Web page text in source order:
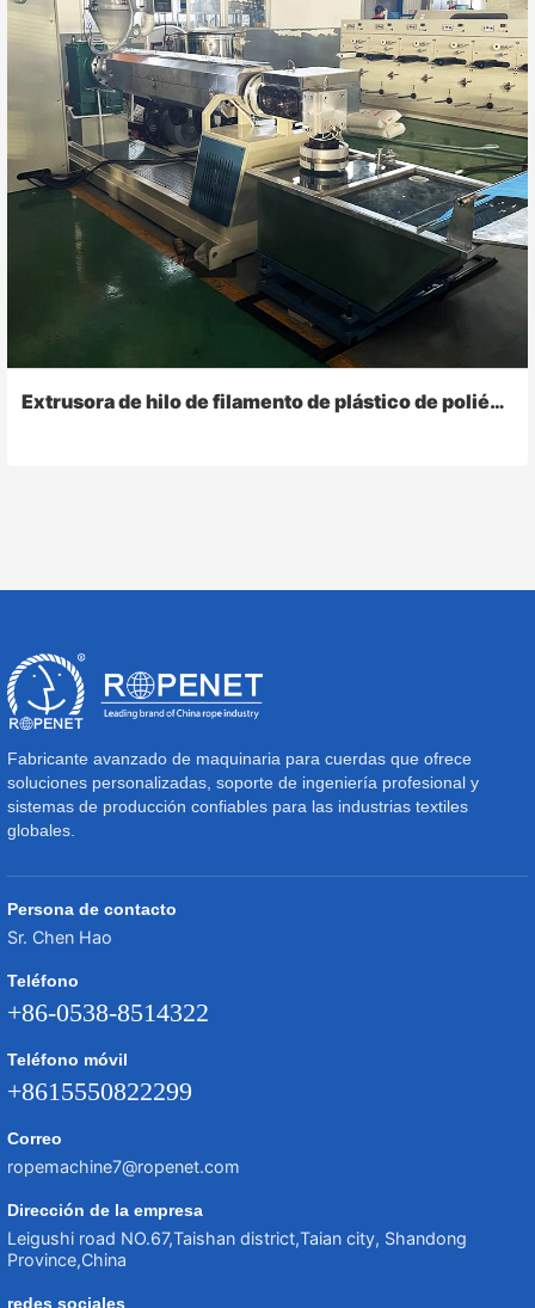
Extrusora de hilo de filamento de plástico de poliéster HDPE PP
Fabricante avanzado de maquinaria para cuerdas que ofrece
soluciones personalizadas, soporte de ingeniería profesional y
sistemas de producción confiables para las industrias textiles
globales.
Persona de contacto
Sr. Chen Hao
Teléfono
+86-0538-8514322
Teléfono móvil
+8615550822299
Correo
ropemachine7@ropenet.com
Dirección de la empresa
Leigushi road NO.67,Taishan district,Taian city, Shandong
Province,China
redes sociales